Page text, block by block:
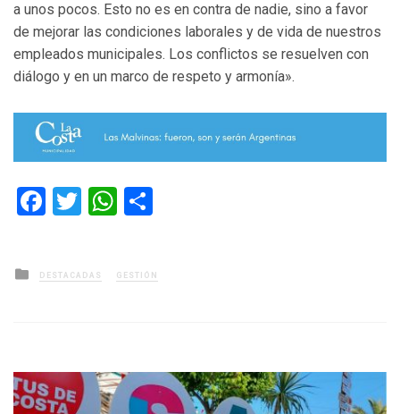
a unos pocos. Esto no es en contra de nadie, sino a favor
de mejorar las condiciones laborales y de vida de nuestros
empleados municipales. Los conflictos se resuelven con
diálogo y en un marco de respeto y armonía».
Facebook
TwitterWhatsApp
Posted
in
DESTACADAS GESTIÓN